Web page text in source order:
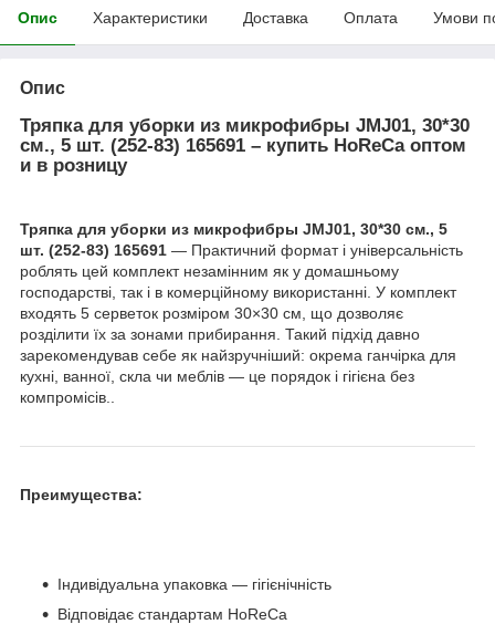
Опис Характеристики Доставка Оплата Умови
Опис
Тряпка для уборки из микрофибры JMJ01, 30*30
см., 5 шт. (252-83) 165691 – купить HoReCa оптом
и в розницу
Тряпка для уборки из микрофибры JMJ01, 30*30 см., 5
шт. (252-83) 165691 — Практичний формат і універсальність
роблять цей комплект незамінним як у домашньому
господарстві, так і в комерційному використанні. У комплект
входять 5 серветок розміром 30×30 см, що дозволяє
розділити їх за зонами прибирання. Такий підхід давно
зарекомендував себе як найзручніший: окрема ганчірка для
кухні, ванної, скла чи меблів — це порядок і гігієна без
компромісів..
Преимущества:
Індивідуальна упаковка — гігієнічність
Відповідає стандартам HoReCa